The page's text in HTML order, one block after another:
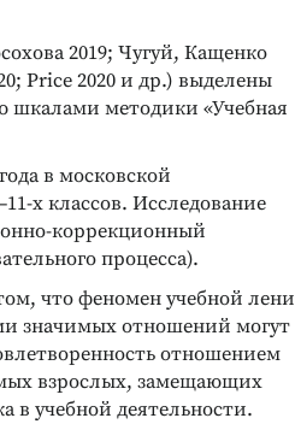
2019; Чугуй, Кащенко
Price 2020 и др.) выделены
шкалами методики «Учебная
в московской
х классов. Исследование
коррекционный
процесса).
что феномен учебной лени
значимых отношений могут
отношением
взрослых, замещающих
в учебной деятельности.